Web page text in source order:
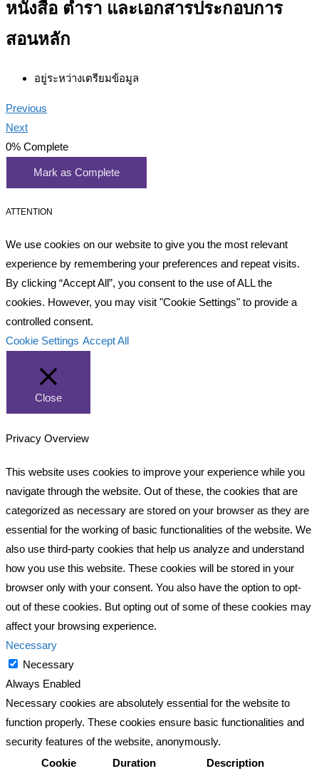
หนังสือ ตำรา และเอกสารประกอบการ
สอนหลัก
อยู่ระหว่างเตรียมข้อมูล
Previous
Next
0% Complete
Mark as Complete
ATTENTION
We use cookies on our website to give you the most relevant
experience by remembering your preferences and repeat visits.
By clicking “Accept All”, you consent to the use of ALL the
cookies. However, you may visit "Cookie Settings" to provide a
controlled consent.
Cookie Settings Accept All
Close
Privacy Overview
This website uses cookies to improve your experience while you
navigate through the website. Out of these, the cookies that are
categorized as necessary are stored on your browser as they are
essential for the working of basic functionalities of the website. We
also use third-party cookies that help us analyze and understand
how you use this website. These cookies will be stored in your
browser only with your consent. You also have the option to opt-
out of these cookies. But opting out of some of these cookies may
affect your browsing experience.
Necessary
Necessary
Always Enabled
Necessary cookies are absolutely essential for the website to
function properly. These cookies ensure basic functionalities and
security features of the website, anonymously.
Cookie
Duration Description